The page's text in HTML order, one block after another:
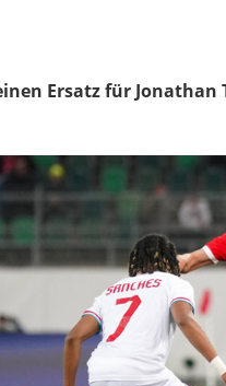
Ersatz für Jonathan